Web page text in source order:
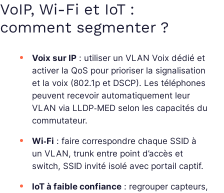
VoIP, Wi‑Fi et IoT :
comment segmenter ?
Voix sur IP : utiliser un VLAN Voix dédié et
activer la QoS pour prioriser la signalisation
et la voix (802.1p et DSCP). Les téléphones
peuvent recevoir automatiquement leur
VLAN via LLDP‑MED selon les capacités du
commutateur.
Wi‑Fi : faire correspondre chaque SSID à
un VLAN, trunk entre point d’accès et
switch, SSID invité isolé avec portail captif.
IoT à faible confiance : regrouper capteurs,